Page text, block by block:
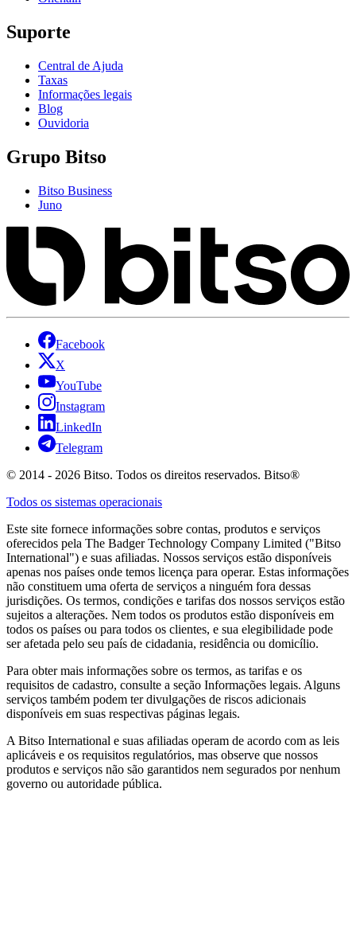
Suporte
Central de Ajuda
Taxas
Informações legais
Blog
Ouvidoria
Grupo Bitso
Bitso Business
Juno
Facebook
X
YouTube
Instagram
LinkedIn
Telegram
© 2014 - 2026 Bitso. Todos os direitos reservados. Bitso®
Todos os sistemas operacionais
Este site fornece informações sobre contas, produtos e serviços
oferecidos pela The Badger Technology Company Limited ("Bitso
International") e suas afiliadas. Nossos serviços estão disponíveis
apenas nos países onde temos licença para operar. Estas informações
não constituem uma oferta de serviços a ninguém fora dessas
jurisdições. Os termos, condições e tarifas dos nossos serviços estão
sujeitos a alterações. Nem todos os produtos estão disponíveis em
todos os países ou para todos os clientes, e sua elegibilidade pode
ser afetada pelo seu país de cidadania, residência ou domicílio.
Para obter mais informações sobre os termos, as tarifas e os
requisitos de cadastro, consulte a seção Informações legais. Alguns
serviços também podem ter divulgações de riscos adicionais
disponíveis em suas respectivas páginas legais.
A Bitso International e suas afiliadas operam de acordo com as leis
aplicáveis e os requisitos regulatórios, mas observe que nossos
produtos e serviços não são garantidos nem segurados por nenhum
governo ou autoridade pública.